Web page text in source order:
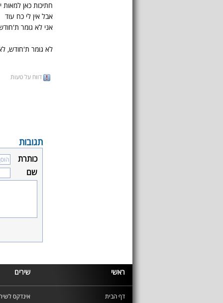
חתיכות כאן למאות
אבל אין לי כח עוד
אני לא גומר
לא גומר ת'חודש,
דווח על טעות
תגובות
כותרת
שם
ראשי שירים
דף הבית אינדקס